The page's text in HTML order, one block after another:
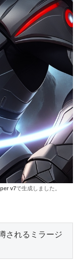
v7で生成しました。
されるミラージ